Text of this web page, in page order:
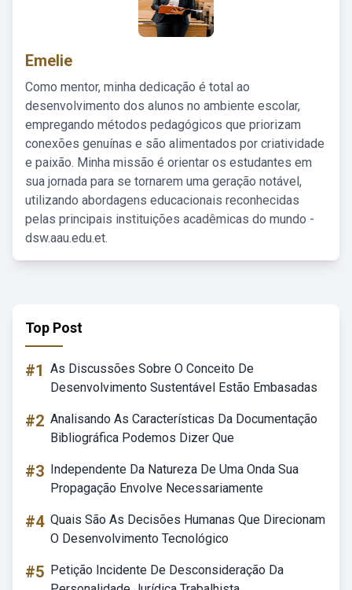
Emelie
Como mentor, minha dedicação é total ao
desenvolvimento dos alunos no ambiente escolar,
empregando métodos pedagógicos que priorizam
conexões genuínas e são alimentados por criatividade
e paixão. Minha missão é orientar os estudantes em
sua jornada para se tornarem uma geração notável,
utilizando abordagens educacionais reconhecidas
pelas principais instituições acadêmicas do mundo -
dsw.aau.edu.et.
Top Post
#1 As Discussões Sobre O Conceito De
Desenvolvimento Sustentável Estão Embasadas
#2 Analisando As Características Da Documentação
Bibliográfica Podemos Dizer Que
#3 Independente Da Natureza De Uma Onda Sua
Propagação Envolve Necessariamente
#4 Quais São As Decisões Humanas Que Direcionam
O Desenvolvimento Tecnológico
#5 Petição Incidente De Desconsideração Da